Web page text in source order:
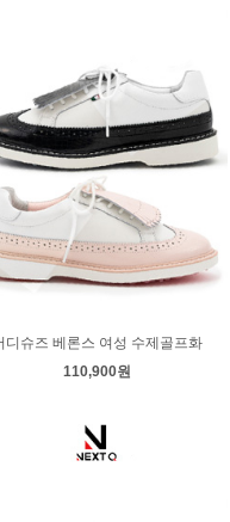
디슈즈 베론스 여성 수제골프화
110,900원